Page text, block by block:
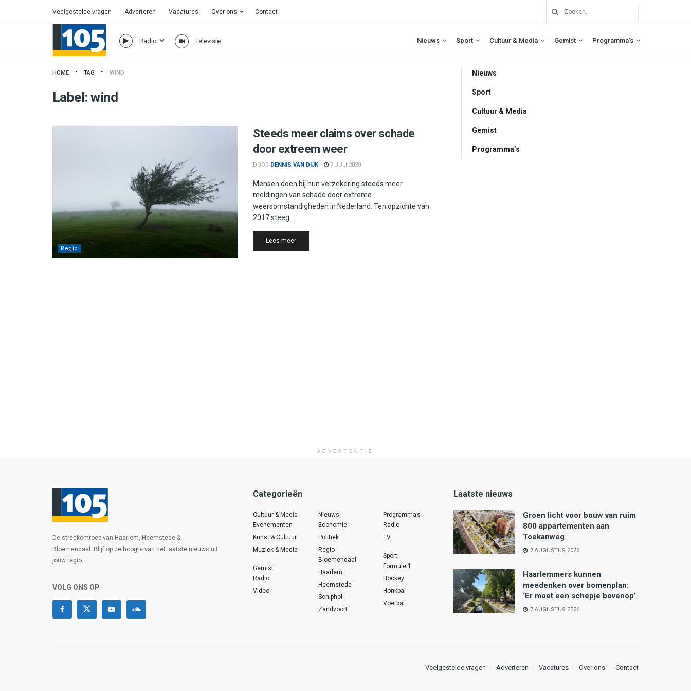
Veelgestelde vragen Adverteren Vacatures Over ons Contact
Radio Televisie Nieuws Sport Cultuur & Media Gemist Programma’s
HOME TAG WIND
Label:wind
Regio
Steeds meer claims over schade
door extreem weer
DOOR DENNIS VAN DIJK 7 JULI 2020
Mensen doen bij hun verzekering steeds meer
meldingen van schade door extreme
weersomstandigheden in Nederland. Ten opzichte van
2017 steeg ...
Lees meerDetails
Nieuws
Sport
Cultuur & Media
Gemist
Programma’s
ADVERTENTIE
De streekomroep van Haarlem, Heemstede &
Bloemendaal. Blijf op de hoogte van het laatste nieuws uit
jouw regio.
VOLG ONS OP
Categorieën
Cultuur & Media
Evenementen
Kunst & Cultuur
Muziek & Media
Gemist
Radio
Video
Nieuws
Economie
Politiek
Regio
Bloemendaal
Haarlem
Heemstede
Schiphol
Zandvoort
Programma’s
Radio
TV
Sport
Formule 1
Hockey
Honkbal
Voetbal
Laatste nieuws
Groen licht voor bouw van ruim
800 appartementen aan
Toekanweg
7 AUGUSTUS 2026
Haarlemmers kunnen
meedenken over bomenplan:
‘Er moet een schepje bovenop’
7 AUGUSTUS 2026
Veelgestelde vragen Adverteren Vacatures Over ons Contact